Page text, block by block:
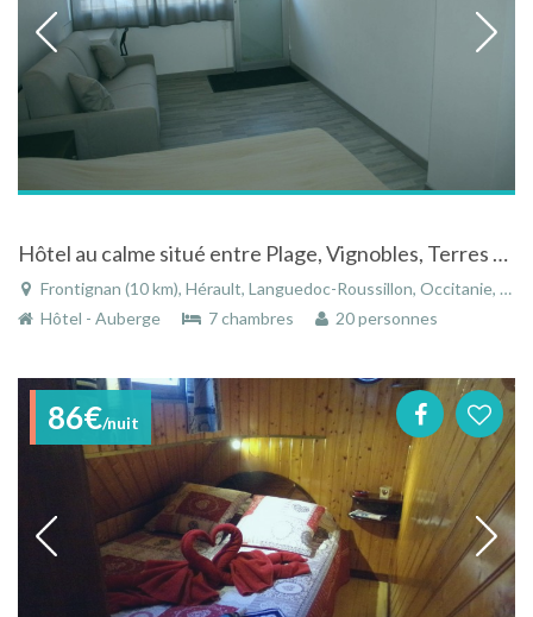
Hôtel au calme situé entre Plage, Vignobles, Terres et villes
Frontignan (10 km), Hérault, Languedoc-Roussillon, Occitanie, France
Hôtel - Auberge
7 chambres 20 personnes
86€/nuit